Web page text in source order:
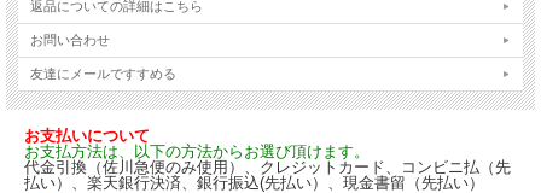
返品についての詳細はこちら
お問い合わせ
友達にメールですすめる
お支払いについて
お支払方法は、以下の方法からお選び頂けます。
代金引換（佐川急便のみ使用）、クレジットカード、コンビニ払（先
払い）、楽天銀行決済、銀行振込(先払い）、現金書留（先払い）